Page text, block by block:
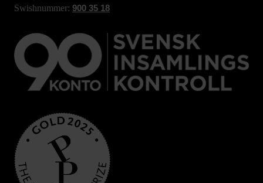
Swishnummer: 900 35 18